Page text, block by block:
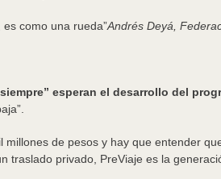
como una rueda”Andrés Deyá,
esperan el desarrollo del
de pesos y hay que entender
privado, PreViaje es la